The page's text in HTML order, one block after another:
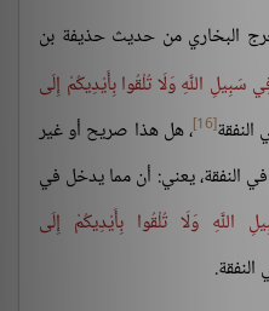
البخاري من حديث حذيفة بن
سَبِيلِ اللَّهِ وَلَا تُلْقُوا بِأَيْدِيكُمْ إِلَى
[16]
، هل هذا صريح أو غير
النفقة، يعني: أن مما يدخل في
اللَّهِ وَلَا تُلْقُوا بِأَيْدِيكُمْ إِلَى